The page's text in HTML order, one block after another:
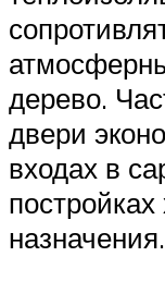
дерево.
двери
входах в
постройках
назначения.